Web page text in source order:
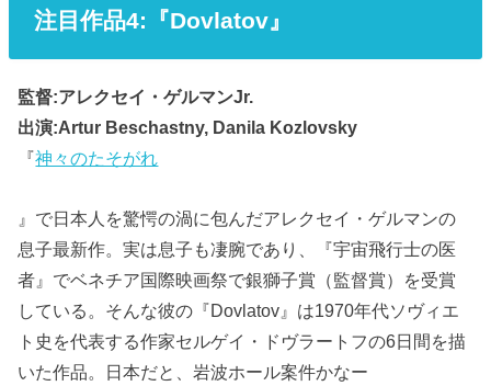
注目作品4:『Dovlatov』
監督:アレクセイ・ゲルマンJr.
出演:Artur Beschastny, Danila Kozlovsky
『神々のたそがれ
』で日本人を驚愕の渦に包んだアレクセイ・ゲルマンの
息子最新作。実は息子も凄腕であり、『宇宙飛行士の医
者』でベネチア国際映画祭で銀獅子賞（監督賞）を受賞
している。そんな彼の『Dovlatov』は1970年代ソヴィエ
ト史を代表する作家セルゲイ・ドヴラートフの6日間を描
いた作品。日本だと、岩波ホール案件かなー